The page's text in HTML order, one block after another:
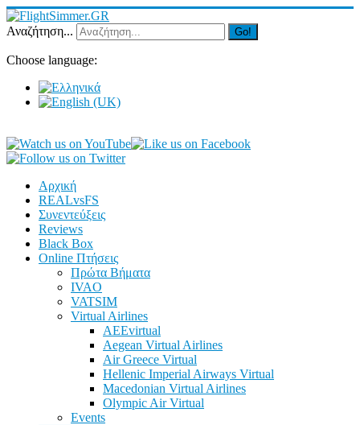
Αναζήτηση... Go!
Choose language:
Αρχική
REALvsFS
Συνεντεύξεις
Reviews
Black Box
Online Πτήσεις
Πρώτα Βήματα
IVAO
VATSIM
Virtual Airlines
AEEvirtual
Aegean Virtual Airlines
Air Greece Virtual
Hellenic Imperial Airways Virtual
Macedonian Virtual Airlines
Olympic Air Virtual
Events